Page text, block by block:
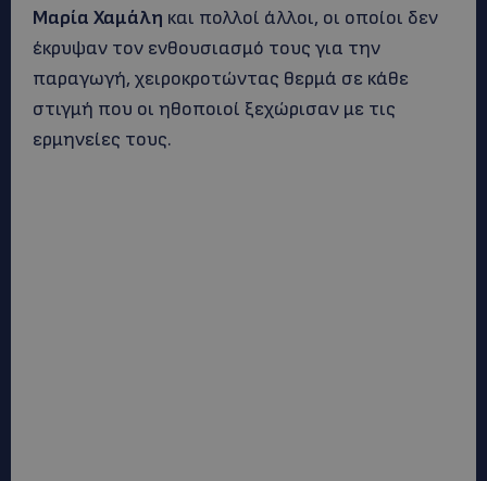
Μαρία Χαμάλη και πολλοί άλλοι, οι οποίοι δεν
έκρυψαν τον ενθουσιασμό τους για την
παραγωγή, χειροκροτώντας θερμά σε κάθε
στιγμή που οι ηθοποιοί ξεχώρισαν με τις
ερμηνείες τους.